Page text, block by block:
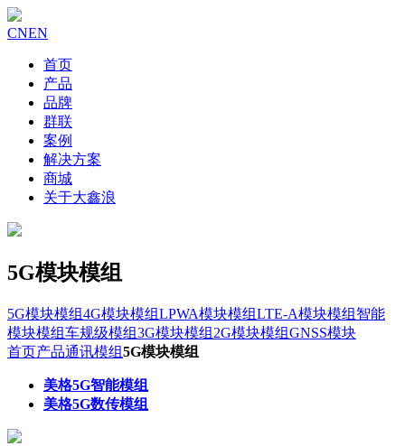
CNEN
首页
产品
品牌
群联
案例
解决方案
商城
关于大鑫浪
5G模块模组
5G模块模组4G模块模组LPWA模块模组LTE-A模块模组 智能
模块模组车规级模组3G模块模组 2G模块模组GNSS模块
首页产品通讯模组5G模块模组
美格5G智能模组
美格5G数传模组